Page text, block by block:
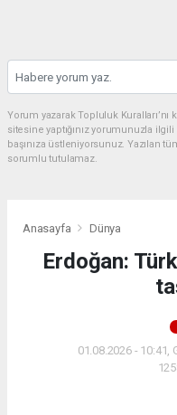
Yorum yazarak Topluluk
sitesine yaptığınız yorumunuzla
başınıza üstleniyorsunuz. Yazılan
sorumlu tutulamaz.
Anasayfa Dünya
Erdoğan:
01.08.2026 - 10:41,